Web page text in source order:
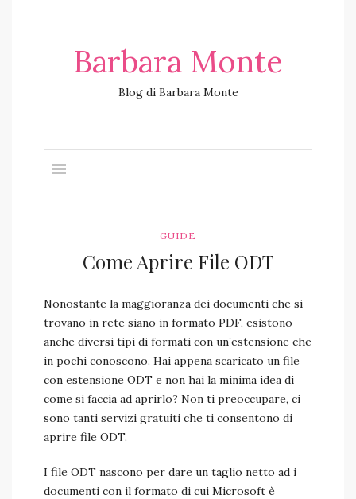
Barbara Monte
Blog di Barbara Monte
GUIDE
Come Aprire File ODT
Nonostante la maggioranza dei documenti che si
trovano in rete siano in formato PDF, esistono
anche diversi tipi di formati con un’estensione che
in pochi conoscono. Hai appena scaricato un file
con estensione ODT e non hai la minima idea di
come si faccia ad aprirlo? Non ti preoccupare, ci
sono tanti servizi gratuiti che ti consentono di
aprire file ODT.
I file ODT nascono per dare un taglio netto ad i
documenti con il formato di cui Microsoft è